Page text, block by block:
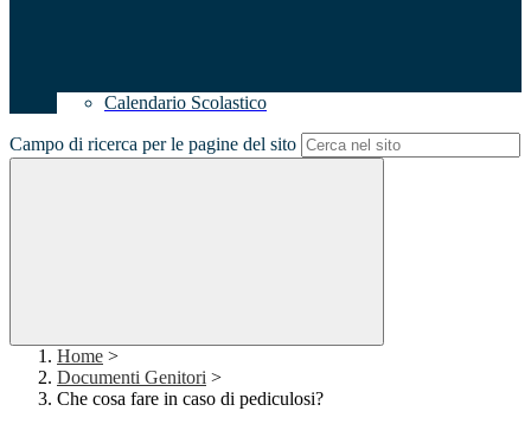
Calendario Scolastico
Campo di ricerca per le pagine del sito
Home >
Documenti Genitori >
Che cosa fare in caso di pediculosi?